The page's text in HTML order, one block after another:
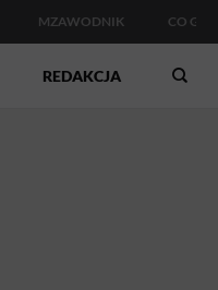
MZAWODNIK CO
REDAKCJA